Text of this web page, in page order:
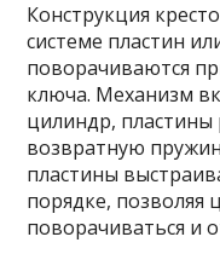
Конструкция
системе пластин
поворачиваются
ключа. Механизм
цилиндр, пластины
возвратную
пластины
порядке, позволяя
поворачиваться и